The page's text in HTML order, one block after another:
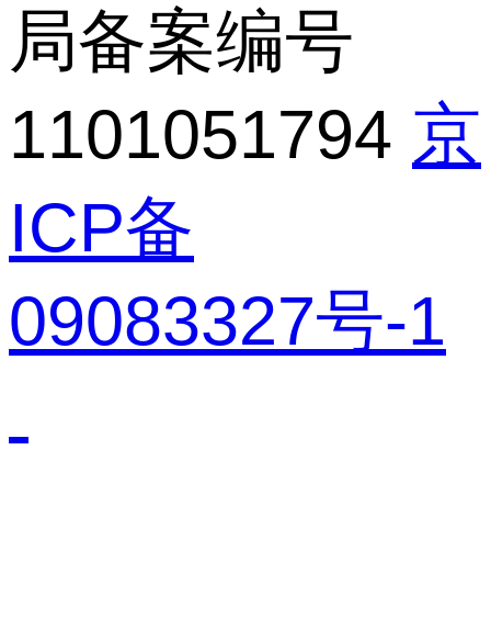
局备案编号
1101051794 京
ICP备
09083327号-1